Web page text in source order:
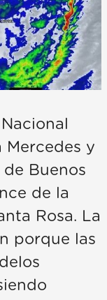
Mercedes y
Buenos
de la
Rosa. La
porque las